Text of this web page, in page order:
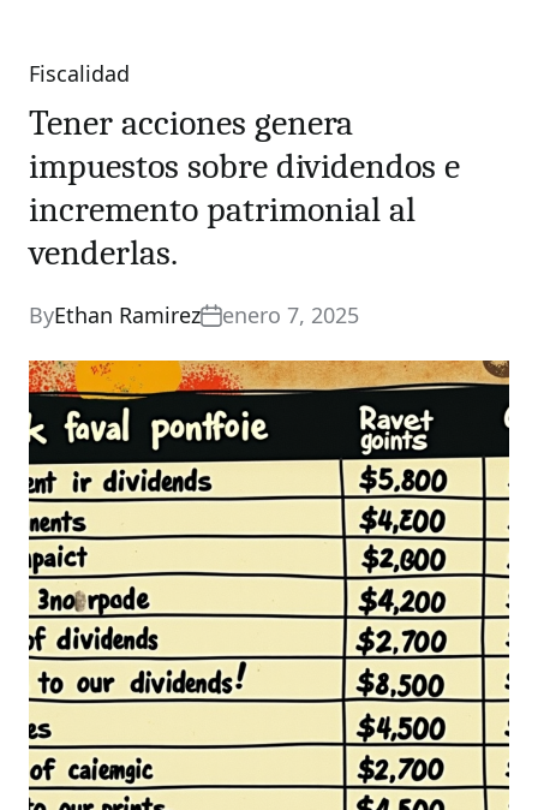
Categories
Fiscalidad
Tener acciones genera
impuestos sobre dividendos e
incremento patrimonial al
venderlas.
ByEthan Ramirez enero 7, 2025